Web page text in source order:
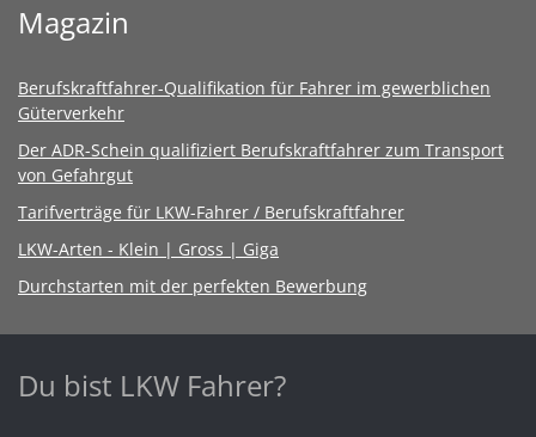
Magazin
Berufskraftfahrer-Qualifikation für Fahrer im gewerblichen
Güterverkehr
Der ADR-Schein qualifiziert Berufskraftfahrer zum Transport
von Gefahrgut
Tarifverträge für LKW-Fahrer / Berufskraftfahrer
LKW-Arten - Klein | Gross | Giga
Durchstarten mit der perfekten Bewerbung
Du bist LKW Fahrer?